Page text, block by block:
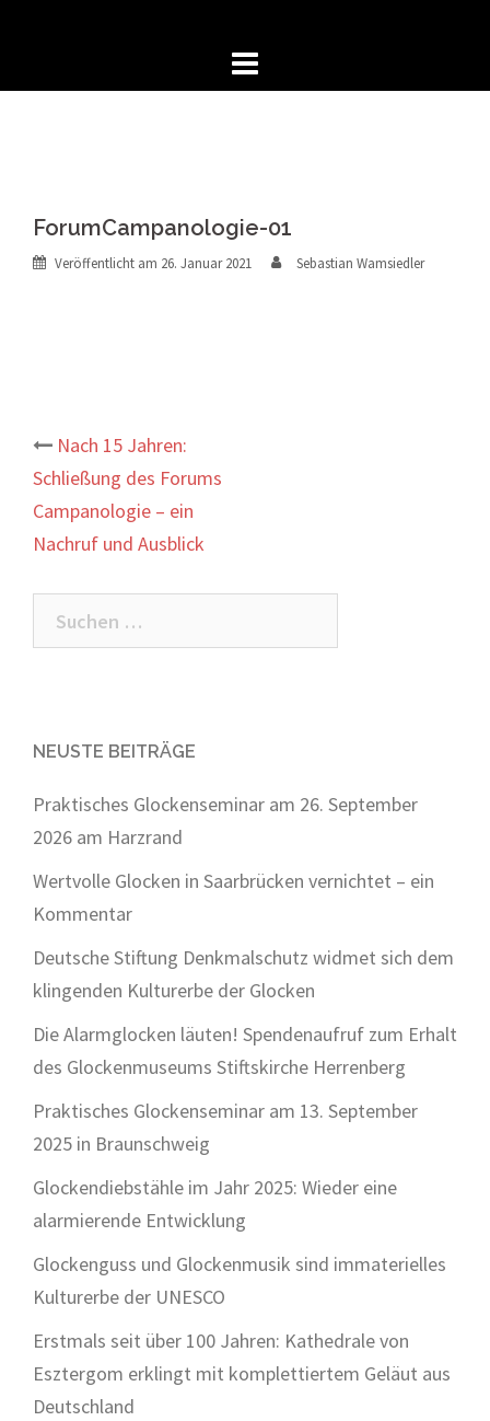
ForumCampanologie-01
Veröffentlicht am 26. Januar 2021 Sebastian Wamsiedler
Beitrags-
Navigation
Nach 15 Jahren:
Schließung des Forums
Campanologie – ein
Nachruf und Ausblick
Suchen
nach:
NEUSTE BEITRÄGE
Praktisches Glockenseminar am 26. September
2026 am Harzrand
Wertvolle Glocken in Saarbrücken vernichtet – ein
Kommentar
Deutsche Stiftung Denkmalschutz widmet sich dem
klingenden Kulturerbe der Glocken
Die Alarmglocken läuten! Spendenaufruf zum Erhalt
des Glockenmuseums Stiftskirche Herrenberg
Praktisches Glockenseminar am 13. September
2025 in Braunschweig
Glockendiebstähle im Jahr 2025: Wieder eine
alarmierende Entwicklung
Glockenguss und Glockenmusik sind immaterielles
Kulturerbe der UNESCO
Erstmals seit über 100 Jahren: Kathedrale von
Esztergom erklingt mit komplettiertem Geläut aus
Deutschland